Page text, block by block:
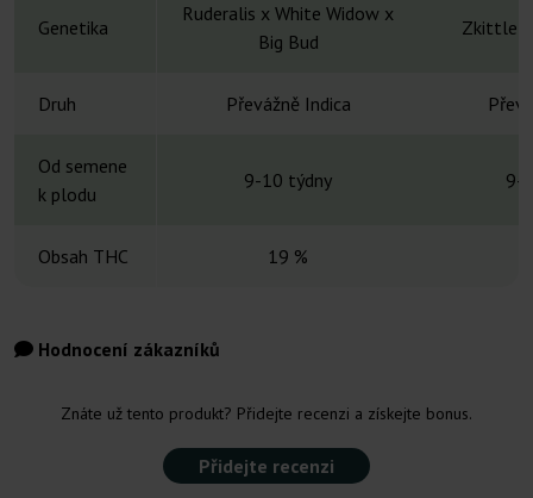
Genetika
Ruderalis x White Widow x
Big Bud
Zkittlez
Druh Převážně Indica
Od semene
k plodu
9-10 týdny 9-
Obsah THC 19 %
Hodnocení zákazníků
Znáte už tento produkt? Přidejte recenzi a získejte bonus.
Přidejte recenzi